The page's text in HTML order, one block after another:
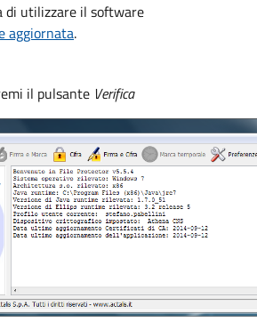
di utilizzare il software
aggiornata.
il pulsante Verifica